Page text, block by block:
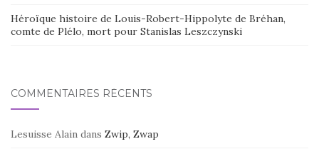
Héroïque histoire de Louis-Robert-Hippolyte de Bréhan,
comte de Plélo, mort pour Stanislas Leszczynski
COMMENTAIRES RÉCENTS
Lesuisse Alain dans Zwip, Zwap